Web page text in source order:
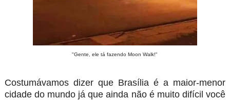
"Gente, ele tá fazendo Moon Walk!"
Costumávamos dizer que Brasília é a maior-menor
cidade do mundo já que ainda não é muito difícil você